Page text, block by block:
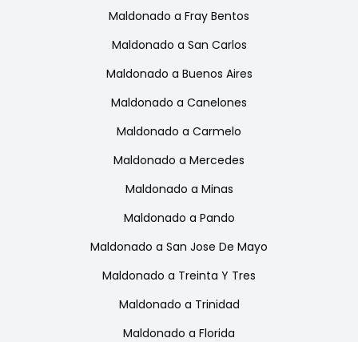
Maldonado a Fray Bentos
Maldonado a San Carlos
Maldonado a Buenos Aires
Maldonado a Canelones
Maldonado a Carmelo
Maldonado a Mercedes
Maldonado a Minas
Maldonado a Pando
Maldonado a San Jose De Mayo
Maldonado a Treinta Y Tres
Maldonado a Trinidad
Maldonado a Florida